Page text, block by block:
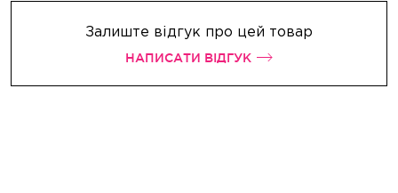
Залиште відгук про цей товар
НАПИСАТИ ВІДГУК